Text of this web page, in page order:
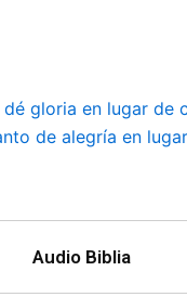
dé gloria en lugar
de alegría en
Audio Biblia